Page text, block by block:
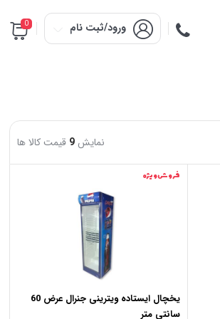
ورود/ثبت نام 0
نمایش 9 قیمت کالا ها
فروش ویژه
یخچال ایستاده ویترینی جنرال عرض 60
سانتی متر